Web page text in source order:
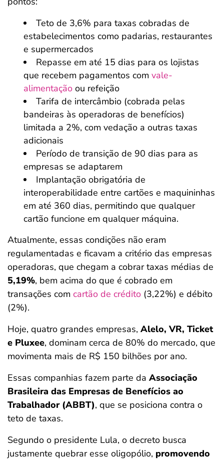
Teto de 3,6% para taxas cobradas de
estabelecimentos como padarias, restaurantes
e supermercados
Repasse em até 15 dias para os lojistas
que recebem pagamentos com vale-
alimentação ou refeição
Tarifa de intercâmbio (cobrada pelas
bandeiras às operadoras de benefícios)
limitada a 2%, com vedação a outras taxas
adicionais
Período de transição de 90 dias para as
empresas se adaptarem
Implantação obrigatória de
interoperabilidade entre cartões e maquininhas
em até 360 dias, permitindo que qualquer
cartão funcione em qualquer máquina.
Atualmente, essas condições não eram
regulamentadas e ficavam a critério das empresas
operadoras, que chegam a cobrar taxas médias de
5,19%, bem acima do que é cobrado em
transações com cartão de crédito (3,22%) e débito
(2%).
Hoje, quatro grandes empresas, Alelo, VR, Ticket
e Pluxee, dominam cerca de 80% do mercado, que
movimenta mais de R$ 150 bilhões por ano.
Essas companhias fazem parte da Associação
Brasileira das Empresas de Benefícios ao
Trabalhador (ABBT), que se posiciona contra o
teto de taxas.
Segundo o presidente Lula, o decreto busca
justamente quebrar esse oligopólio, promovendo